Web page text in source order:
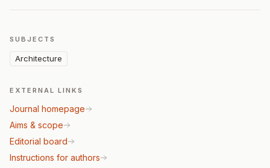
SUBJECTS
Architecture
EXTERNAL LINKS
Journal homepage
Aims & scope
Editorial board
Instructions for authors